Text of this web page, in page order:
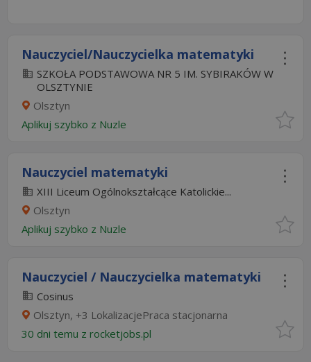
Nauczyciel/Nauczycielka matematyki
SZKOŁA PODSTAWOWA NR 5 IM. SYBIRAKÓW W
OLSZTYNIE
Olsztyn
Aplikuj szybko z Nuzle
Nauczyciel matematyki
XIII Liceum Ogólnokształcące Katolickie...
Olsztyn
Aplikuj szybko z Nuzle
Nauczyciel / Nauczycielka matematyki
Cosinus
Olsztyn, +3 LokalizacjePraca stacjonarna
30 dni temu z rocketjobs.pl